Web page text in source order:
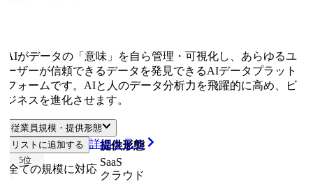
がデータの「意味」を自ら管理・可視化し、あらゆるユ
ザーが信頼できるデータを発見できるAIデータプラット
ォームです。AIと人のデータ分析力を飛躍的に高め、ビ
ネスを進化させます。
従業員規模・提供形態
従業員規模
提供形態
ての規模に対応
SaaS
クラウド
リストに追加する 詳細を見る
位